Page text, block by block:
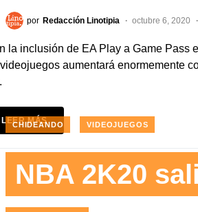
por Redacción Linotipia octubre 6, 2020
la inclusión de EA Play a Game Pass
aumentará enormemente
LEER MÁS
CHIDEANDO VIDEOJUEGOS
NBA 2K20